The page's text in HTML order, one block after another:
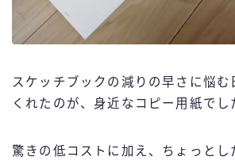
スケッチブックの減りの早さに悩む
くれたのが、身近なコピー用紙でし
驚きの低コストに加え、ちょっとし